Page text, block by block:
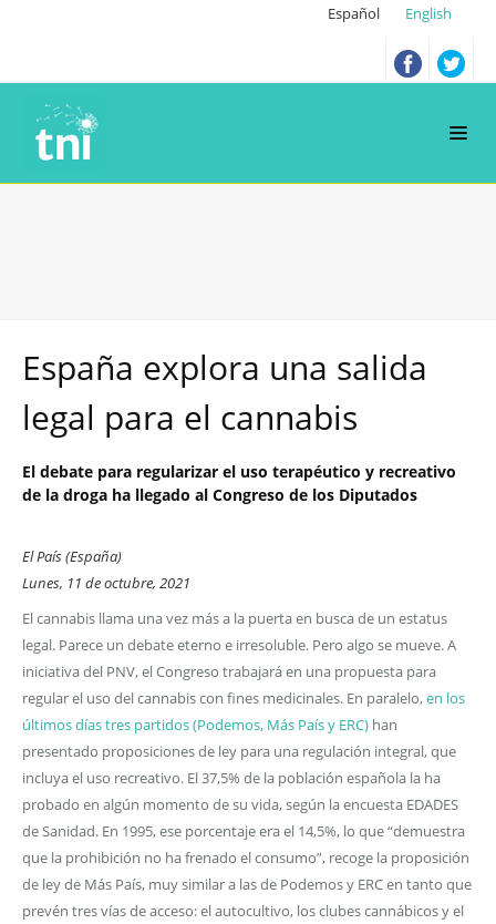
Español English
España explora una salida
legal para el cannabis
El debate para regularizar el uso terapéutico y recreativo
de la droga ha llegado al Congreso de los Diputados
El País (España)
Lunes, 11 de octubre, 2021
El cannabis llama una vez más a la puerta en busca de un estatus
legal. Parece un debate eterno e irresoluble. Pero algo se mueve. A
iniciativa del PNV, el Congreso trabajará en una propuesta para
regular el uso del cannabis con fines medicinales. En paralelo,en los
últimos días tres partidos (Podemos, Más País y ERC) han
presentado proposiciones de ley para una regulación integral, que
incluya el uso recreativo. El 37,5% de la población española la ha
probado en algún momento de su vida, según la encuesta EDADES
de Sanidad. En 1995, ese porcentaje era el 14,5%, lo que “demuestra
que la prohibición no ha frenado el consumo”, recoge la proposición
de ley de Más País, muy similar a las de Podemos y ERC en tanto que
prevén tres vías de acceso: el autocultivo, los clubes cannábicos y el